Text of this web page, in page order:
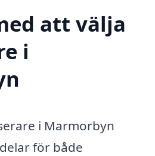
att välja
i
i Marmorbyn
för både